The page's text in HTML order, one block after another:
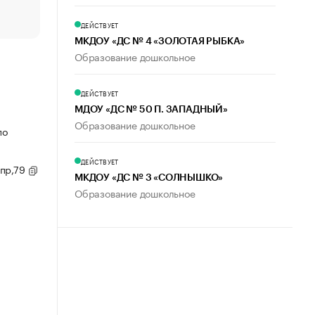
ДЕЙСТВУЕТ
МКДОУ «ДС № 4 «ЗОЛОТАЯ РЫБКА»
Образование дошкольное
ДЕЙСТВУЕТ
МДОУ «ДС № 50 П. ЗАПАДНЫЙ»
Образование дошкольное
ДЕЙСТВУЕТ
МКДОУ «ДС № 3 «СОЛНЫШКО»
Образование дошкольное